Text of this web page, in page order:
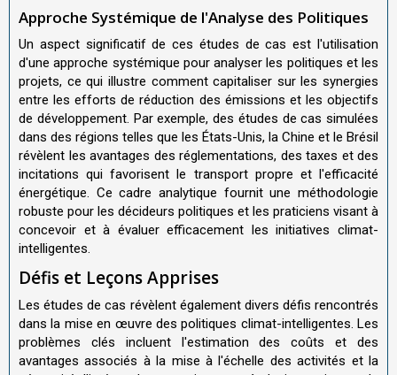
Approche Systémique de l'Analyse des Politiques
Un aspect significatif de ces études de cas est l'utilisation
d'une approche systémique pour analyser les politiques et les
projets, ce qui illustre comment capitaliser sur les synergies
entre les efforts de réduction des émissions et les objectifs
de développement. Par exemple, des études de cas simulées
dans des régions telles que les États-Unis, la Chine et le Brésil
révèlent les avantages des réglementations, des taxes et des
incitations qui favorisent le transport propre et l'efficacité
énergétique. Ce cadre analytique fournit une méthodologie
robuste pour les décideurs politiques et les praticiens visant à
concevoir et à évaluer efficacement les initiatives climat-
intelligentes.
Défis et Leçons Apprises
Les études de cas révèlent également divers défis rencontrés
dans la mise en œuvre des politiques climat-intelligentes. Les
problèmes clés incluent l'estimation des coûts et des
avantages associés à la mise à l'échelle des activités et la